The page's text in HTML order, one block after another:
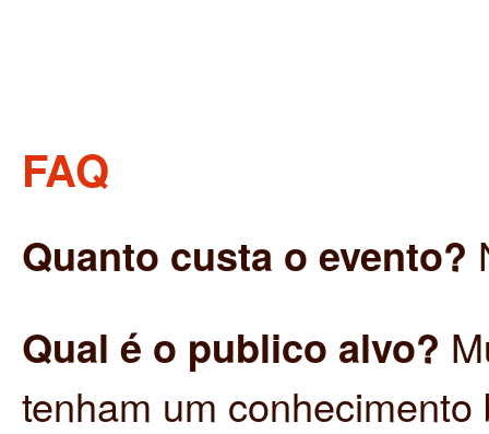
FAQ
Quanto custa o evento?
Qual é o publico alvo?
tenham um